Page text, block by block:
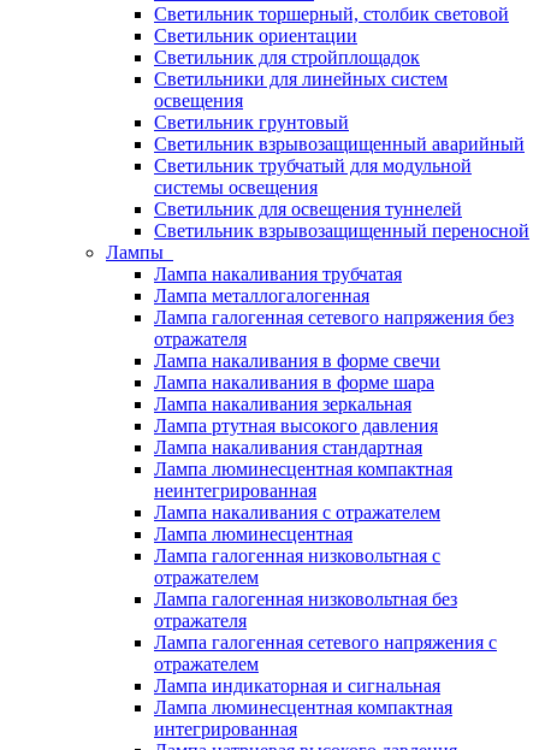
Светильник торшерный, столбик световой
Светильник ориентации
Светильник для стройплощадок
Светильники для линейных систем
освещения
Светильник грунтовый
Светильник взрывозащищенный аварийный
Светильник трубчатый для модульной
системы освещения
Светильник для освещения туннелей
Светильник взрывозащищенный переносной
Лампы
Лампа накаливания трубчатая
Лампа металлогалогенная
Лампа галогенная сетевого напряжения без
отражателя
Лампа накаливания в форме свечи
Лампа накаливания в форме шара
Лампа накаливания зеркальная
Лампа ртутная высокого давления
Лампа накаливания стандартная
Лампа люминесцентная компактная
неинтегрированная
Лампа накаливания с отражателем
Лампа люминесцентная
Лампа галогенная низковольтная с
отражателем
Лампа галогенная низковольтная без
отражателя
Лампа галогенная сетевого напряжения с
отражателем
Лампа индикаторная и сигнальная
Лампа люминесцентная компактная
интегрированная